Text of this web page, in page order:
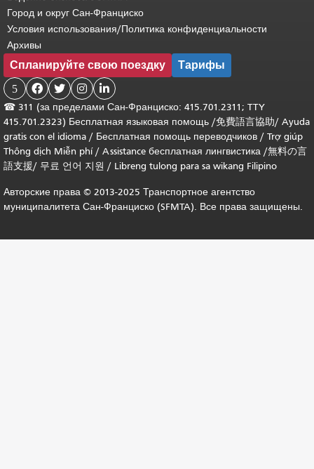
Город и округ Сан-Франциско
Условия использования/Политика конфиденциальности
Архивы
Спланируйте свою поездку Тарифы
5    
☎ 311 (за пределами Сан-Франциско: 415.701.2311; TTY
415.701.2323) Бесплатная языковая помощь /免費語言協助/ Ayuda
gratis con el idioma / Бесплатная помощь переводчиков / Trợ giúp
Thông dịch Miễn phí/ Assistance бесплатная лингвистика /無料の言
語支援/ 무료 언어 지원 / Libreng tulong para sa wikang Filipino
Авторские права © 2013-2025 Транспортное агентство
муниципалитета Сан-Франциско (SFMTA). Все права защищены.